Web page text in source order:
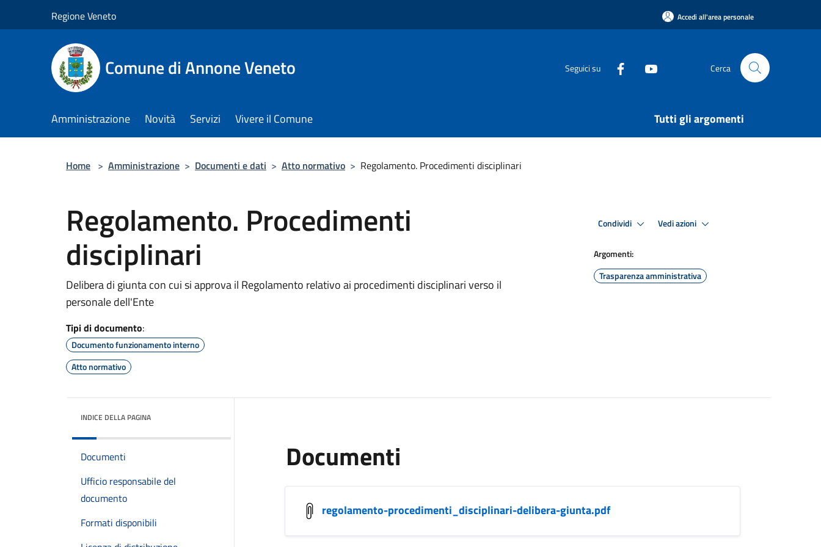
Regione Veneto Accedi all'area personale
Comune di Annone Veneto Seguici su Cerca
Amministrazione Novità Servizi Vivere il Comune Tutti gli argomenti
Home > Amministrazione > Documenti e dati > Atto normativo > Regolamento. Procedimenti disciplinari
Regolamento. Procedimenti
disciplinari
Delibera di giunta con cui si approva il Regolamento relativo ai procedimenti disciplinari verso il
personale dell'Ente
Tipi di documento:
Documento funzionamento interno
Atto normativo
Condividi Vedi azioni
Argomenti:
Trasparenza amministrativa
INDICE DELLA PAGINA
Documenti
Ufficio responsabile del
documento
Formati disponibili
Documenti
regolamento-procedimenti_disciplinari-delibera-giunta.pdf